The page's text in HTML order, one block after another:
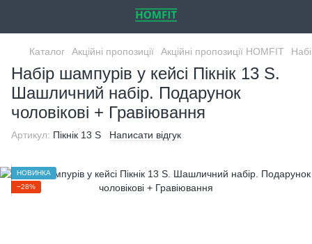
Каталог Акційні пропозиції Акційні пропозиції HOMFIT
Набір шампурів у кейсі Пікнік 13 S.
Шашличний набір. Подарунок
чоловікові + Гравіювання
Артикул: Пікнік 13 S Написати відгук
НОВИНКА
−28%